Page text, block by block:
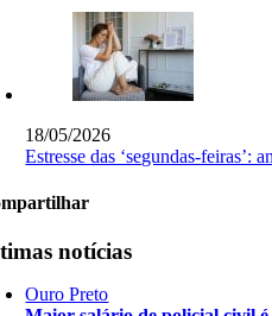
18/05/2026
Estresse das ‘segundas-feiras’:
notícias
Ouro Preto